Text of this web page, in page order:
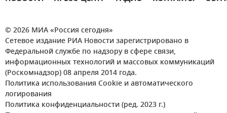
© 2026 МИА «Россия сегодня»
Сетевое издание РИА Новости зарегистрировано в
Федеральной службе по надзору в сфере связи,
информационных технологий и массовых коммуникаций
(Роскомнадзор) 08 апреля 2014 года.
Политика использования Cookie и автоматического
логирования
Политика конфиденциальности (ред. 2023 г.)